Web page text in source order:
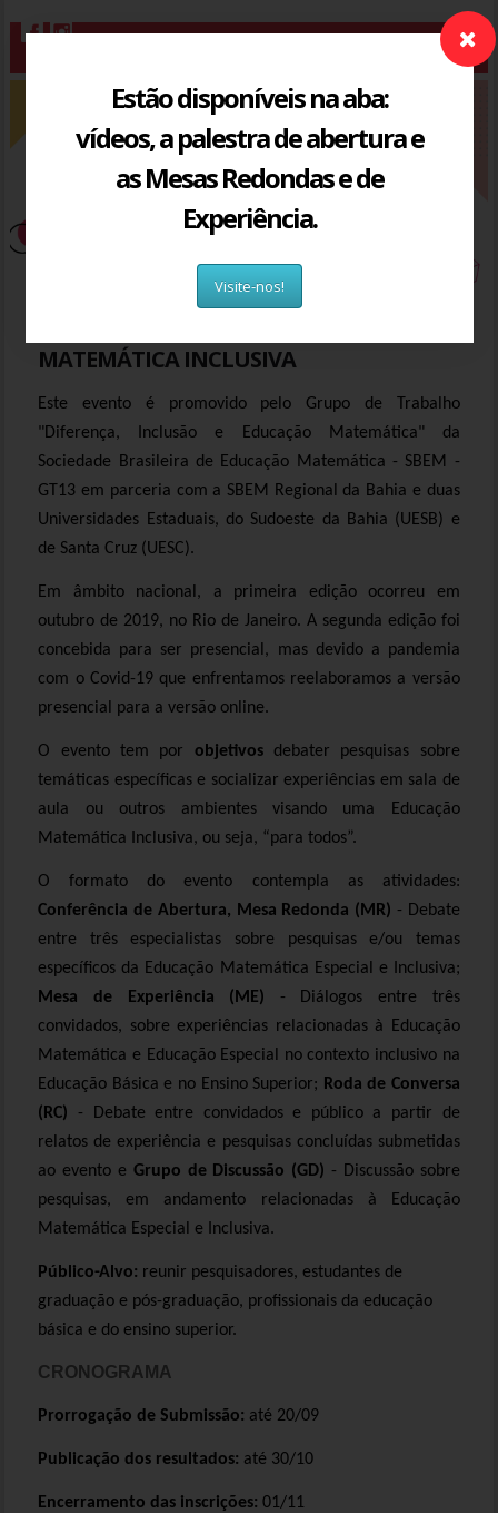
MATEMÁTICA INCLUSIVA
Este evento é promovido pelo Grupo de Trabalho
"Diferença, Inclusão e Educação Matemática" da
Sociedade Brasileira de Educação Matemática - SBEM -
GT13 em parceria com a SBEM Regional da Bahia e duas
Universidades Estaduais, do Sudoeste da Bahia (UESB) e
de Santa Cruz (UESC).
Em âmbito nacional, a primeira edição ocorreu em
outubro de 2019, no Rio de Janeiro. A segunda edição foi
concebida para ser presencial, mas devido a pandemia
com o Covid-19 que enfrentamos reelaboramos a versão
presencial para a versão online.
O evento tem por objetivosdebater pesquisas sobre
temáticas específicas e socializar experiências em sala de
aula ou outros ambientes visando uma Educação
Matemática Inclusiva, ou seja, “para todos”.
O formato do evento contempla as atividades:
Conferência de Abertura, Mesa Redonda (MR) - Debate
entre três especialistas sobre pesquisas e/ou temas
específicos da Educação Matemática Especial e Inclusiva;
Mesa de Experiência (ME) - Diálogos entre três
convidados, sobre experiências relacionadas à Educação
Matemática e Educação Especial no contexto inclusivo na
Educação Básica e no Ensino Superior; Roda de Conversa
(RC) - Debate entre convidados e público a partir de
relatos de experiência e pesquisas concluídas submetidas
ao evento e Grupo de Discussão (GD) - Discussão sobre
pesquisas, em andamento relacionadas à Educação
Matemática Especial e Inclusiva.
Público-Alvo: reunir pesquisadores, estudantes de
graduação e pós-graduação, profissionais da educação
básica e do ensino superior.
CRONOGRAMA
Prorrogação de Submissão: até 20/09
Publicação dos resultados: até 30/10
Encerramento das inscrições: 01/11
Estão disponíveis na aba:
vídeos, a palestra de abertura e
as Mesas Redondas e de
Experiência.
Visite-nos!